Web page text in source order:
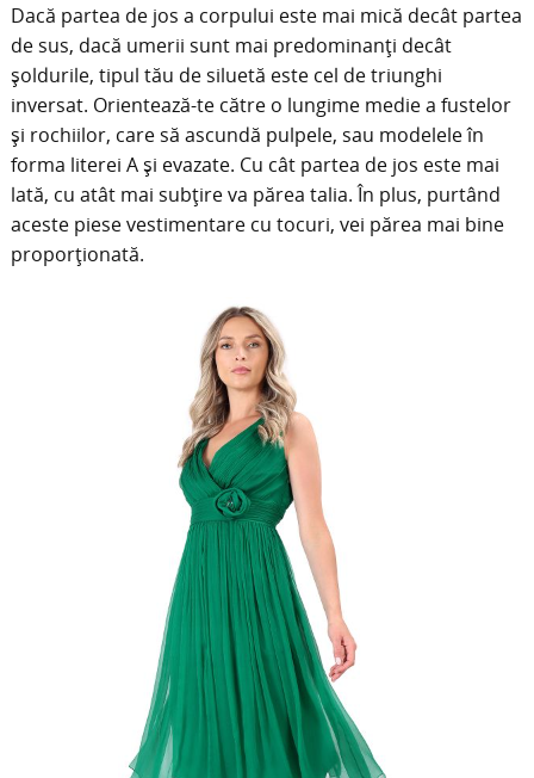
Dacă partea de jos a corpului este mai mică decât partea
de sus, dacă umerii sunt mai predominanți decât
șoldurile, tipul tău de siluetă este cel de triunghi
inversat. Orientează-te către o lungime medie a fustelor
și rochiilor, care să ascundă pulpele, sau modelele în
forma literei A și evazate. Cu cât partea de jos este mai
lată, cu atât mai subțire va părea talia. În plus, purtând
aceste piese vestimentare cu tocuri, vei părea mai bine
proporționată.